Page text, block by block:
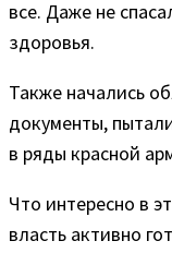
все. Даже не
здоровья.
Также начались
документы,
в ряды красной
Что интересно в
власть активно